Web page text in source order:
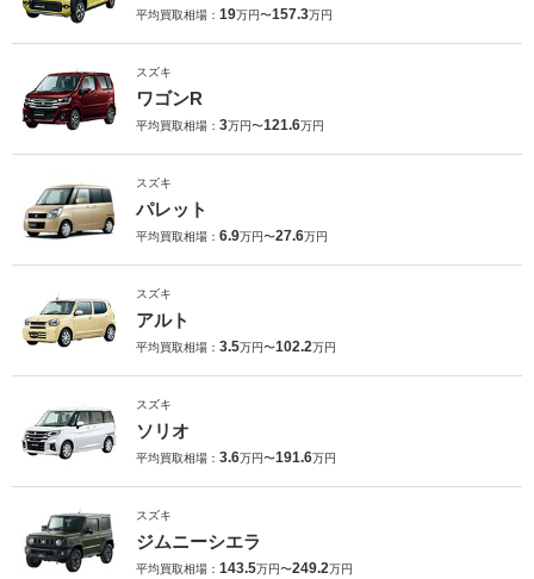
平均買取相場： 19万円〜157.3万円
スズキ
ワゴンR
平均買取相場： 3万円〜121.6万円
スズキ
パレット
平均買取相場： 6.9万円〜27.6万円
スズキ
アルト
平均買取相場： 3.5万円〜102.2万円
スズキ
ソリオ
平均買取相場： 3.6万円〜191.6万円
スズキ
ジムニーシエラ
平均買取相場： 143.5万円〜249.2万円